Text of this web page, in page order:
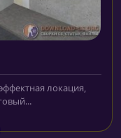
локация,